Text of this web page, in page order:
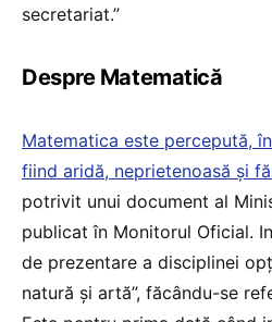
secretariat.”
Despre Matematică
Matematica este percepută,
fiind aridă, neprietenoasă și
potrivit unui document al
publicat în Monitorul Oficial.
de prezentare a disciplinei
natură și artă”, făcându-se